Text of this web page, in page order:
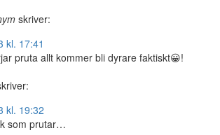
skriver:
kl. 17:41
pruta allt kommer bli dyrare faktiskt😀!
kl. 19:32
som prutar…